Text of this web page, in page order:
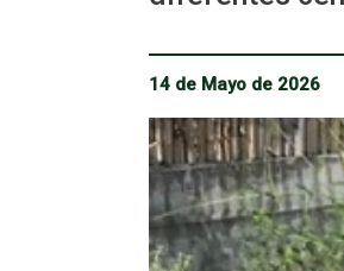
14 de Mayo de 2026